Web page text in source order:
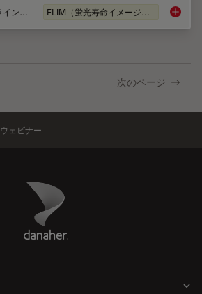
オンラインセミナー FLIM（蛍光寿命イメージング顕微鏡法） Virtual
次のページ
ウェビナー
Danaher Logo